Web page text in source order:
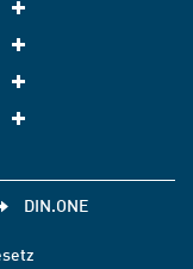
DIN.ONE